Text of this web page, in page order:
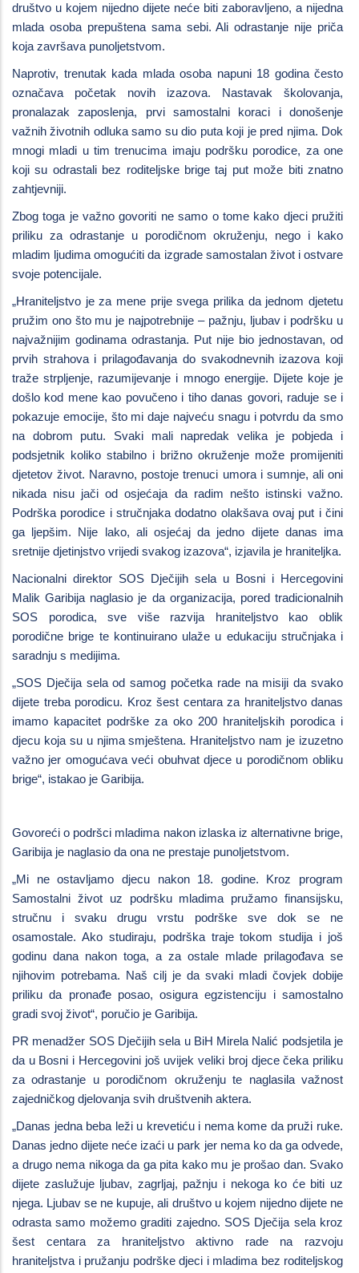
društvo u kojem nijedno dijete neće biti zaboravljeno, a nijedna
mlada osoba prepuštena sama sebi. Ali odrastanje nije priča
koja završava punoljetstvom.
Naprotiv, trenutak kada mlada osoba napuni 18 godina često
označava početak novih izazova. Nastavak školovanja,
pronalazak zaposlenja, prvi samostalni koraci i donošenje
važnih životnih odluka samo su dio puta koji je pred njima. Dok
mnogi mladi u tim trenucima imaju podršku porodice, za one
koji su odrastali bez roditeljske brige taj put može biti znatno
zahtjevniji.
Zbog toga je važno govoriti ne samo o tome kako djeci pružiti
priliku za odrastanje u porodičnom okruženju, nego i kako
mladim ljudima omogućiti da izgrade samostalan život i ostvare
svoje potencijale.
„Hraniteljstvo je za mene prije svega prilika da jednom djetetu
pružim ono što mu je najpotrebnije – pažnju, ljubav i podršku u
najvažnijim godinama odrastanja. Put nije bio jednostavan, od
prvih strahova i prilagođavanja do svakodnevnih izazova koji
traže strpljenje, razumijevanje i mnogo energije. Dijete koje je
došlo kod mene kao povučeno i tiho danas govori, raduje se i
pokazuje emocije, što mi daje najveću snagu i potvrdu da smo
na dobrom putu. Svaki mali napredak velika je pobjeda i
podsjetnik koliko stabilno i brižno okruženje može promijeniti
djetetov život. Naravno, postoje trenuci umora i sumnje, ali oni
nikada nisu jači od osjećaja da radim nešto istinski važno.
Podrška porodice i stručnjaka dodatno olakšava ovaj put i čini
ga ljepšim. Nije lako, ali osjećaj da jedno dijete danas ima
sretnije djetinjstvo vrijedi svakog izazova“, izjavila je hraniteljka.
Nacionalni direktor SOS Dječijih sela u Bosni i Hercegovini
Malik Garibija naglasio je da organizacija, pored tradicionalnih
SOS porodica, sve više razvija hraniteljstvo kao oblik
porodične brige te kontinuirano ulaže u edukaciju stručnjaka i
saradnju s medijima.
„SOS Dječija sela od samog početka rade na misiji da svako
dijete treba porodicu. Kroz šest centara za hraniteljstvo danas
imamo kapacitet podrške za oko 200 hraniteljskih porodica i
djecu koja su u njima smještena. Hraniteljstvo nam je izuzetno
važno jer omogućava veći obuhvat djece u porodičnom obliku
brige“, istakao je Garibija.
Govoreći o podršci mladima nakon izlaska iz alternativne brige,
Garibija je naglasio da ona ne prestaje punoljetstvom.
„Mi ne ostavljamo djecu nakon 18. godine. Kroz program
Samostalni život uz podršku mladima pružamo finansijsku,
stručnu i svaku drugu vrstu podrške sve dok se ne
osamostale. Ako studiraju, podrška traje tokom studija i još
godinu dana nakon toga, a za ostale mlade prilagođava se
njihovim potrebama. Naš cilj je da svaki mladi čovjek dobije
priliku da pronađe posao, osigura egzistenciju i samostalno
gradi svoj život“, poručio je Garibija.
PR menadžer SOS Dječijih sela u BiH Mirela Nalić podsjetila je
da u Bosni i Hercegovini još uvijek veliki broj djece čeka priliku
za odrastanje u porodičnom okruženju te naglasila važnost
zajedničkog djelovanja svih društvenih aktera.
„Danas jedna beba leži u krevetiću i nema kome da pruži ruke.
Danas jedno dijete neće izaći u park jer nema ko da ga odvede,
a drugo nema nikoga da ga pita kako mu je prošao dan. Svako
dijete zaslužuje ljubav, zagrljaj, pažnju i nekoga ko će biti uz
njega. Ljubav se ne kupuje, ali društvo u kojem nijedno dijete ne
odrasta samo možemo graditi zajedno. SOS Dječija sela kroz
šest centara za hraniteljstvo aktivno rade na razvoju
hraniteljstva i pružanju podrške djeci i mladima bez roditeljskog